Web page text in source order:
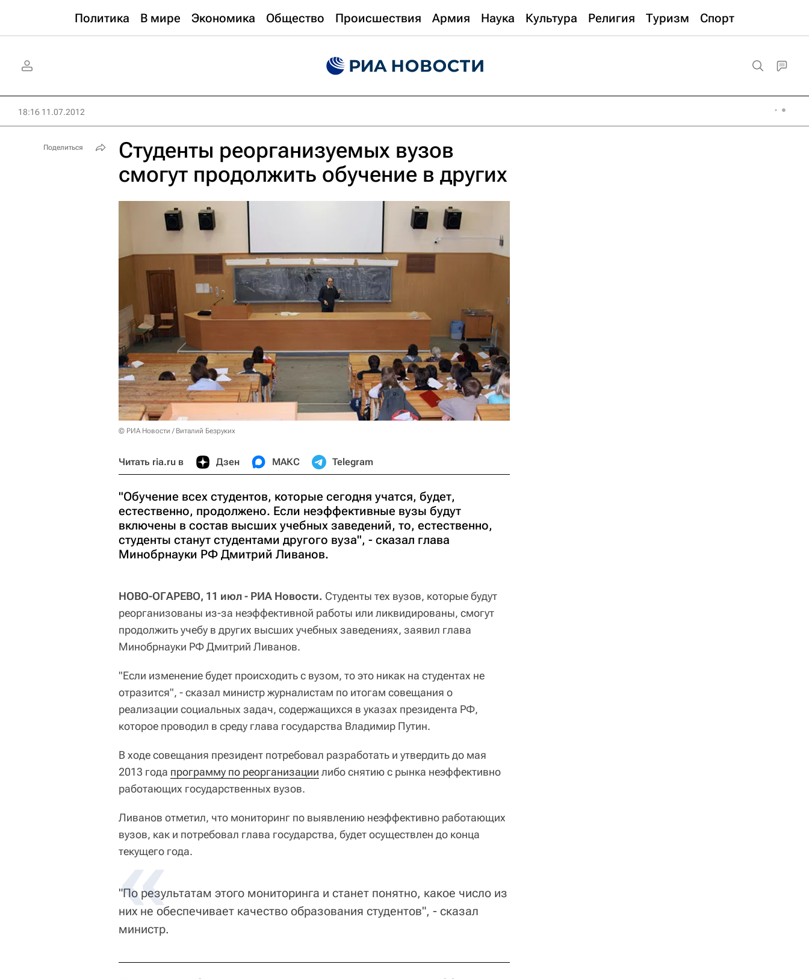
Политика В мире Экономика Общество Происшествия Армия Наука Культура Религия Туризм Спорт
18:16 11.07.2012
Студенты реорганизуемых вузов
смогут продолжить обучение в других
© РИА Новости / Виталий Безруких
Читать ria.ru в Дзен МАКС Telegram
"Обучение всех студентов, которые сегодня учатся, будет,
естественно, продолжено. Если неэффективные вузы будут
включены в состав высших учебных заведений, то, естественно,
студенты станут студентами другого вуза", - сказал глава
Минобрнауки РФ Дмитрий Ливанов.
НОВО-ОГАРЕВО, 11 июл - РИА Новости. Студенты тех вузов, которые будут
реорганизованы из-за неэффективной работы или ликвидированы, смогут
продолжить учебу в других высших учебных заведениях, заявил глава
Минобрнауки РФ Дмитрий Ливанов.
"Если изменение будет происходить с вузом, то это никак на студентах не
отразится", - сказал министр журналистам по итогам совещания о
реализации социальных задач, содержащихся в указах президента РФ,
которое проводил в среду глава государства Владимир Путин.
В ходе совещания президент потребовал разработать и утвердить до мая
2013 года программу по реорганизации либо снятию с рынка неэффективно
работающих государственных вузов.
Ливанов отметил, что мониторинг по выявлению неэффективно работающих
вузов, как и потребовал глава государства, будет осуществлен до конца
текущего года.
"По результатам этого мониторинга и станет понятно, какое число из
них не обеспечивает качество образования студентов", - сказал
министр.
Поделиться